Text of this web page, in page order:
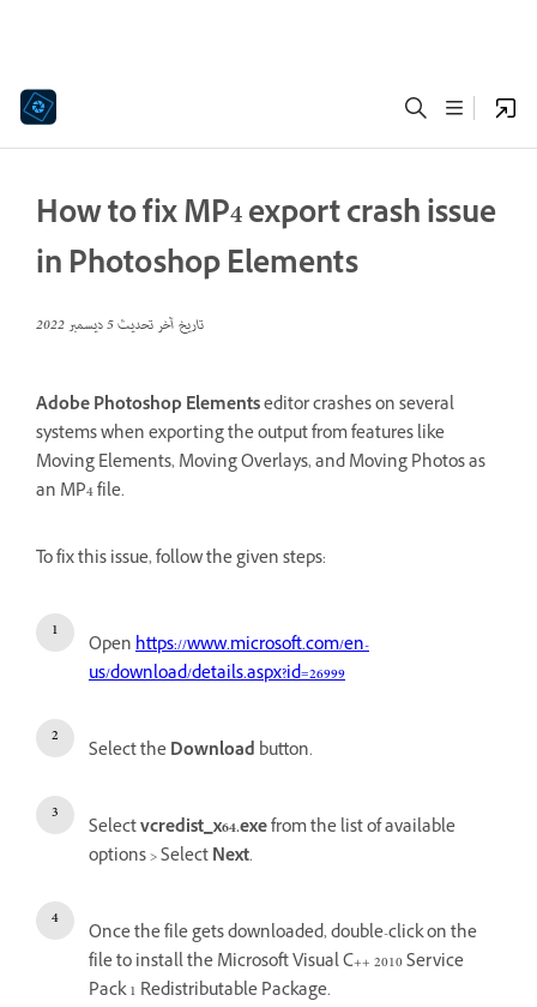
How to fix MP4 export crash issue
in Photoshop Elements
تاريخ آخر تحديث5 ديسمبر 2022
Adobe Photoshop Elementseditor crashes on several
systems when exporting the output from features like
Moving Elements,Moving Overlays, andMoving Photosas
an MP4 file.
To fix this issue, follow the given steps:
Openhttps://www.microsoft.com/en-
us/download/details.aspx?id=26999
Select theDownload button.
Selectvcredist_x64.exefrom the list of available
options > SelectNext.
Once the file gets downloaded, double-click on the
file to install the Microsoft Visual C++ 2010 Service
Pack 1 Redistributable Package.